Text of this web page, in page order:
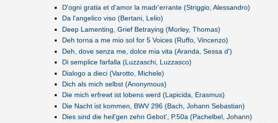
D'ogni gratia et d'amor la madr'errante (Striggio, Alessandro)
Da l'angelico viso (Bertani, Lelio)
Deep Lamenting, Grief Betraying (Morley, Thomas)
Deh torna a me mio sol for 5 Voices (Ruffo, Vincenzo)
Deh, dove senza me, dolce mia vita (Aranda, Sessa d')
Di semplice farfalla (Luzzaschi, Luzzasco)
Dialogo a dieci (Varotto, Michele)
Dich als mich selbst (Anonymous)
Die mich erfrewt ist lobens werd (Lapicida, Erasmus)
Die Nacht ist kommen, BWV 296 (Bach, Johann Sebastian)
Dies sind die heil'gen zehn Gebot', P.50a (Pachelbel, Johann)